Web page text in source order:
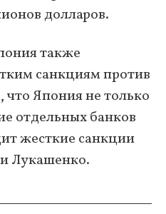
долларов.
также
санкциям против
Япония не только
отдельных банков
жесткие санкции
Лукашенко.